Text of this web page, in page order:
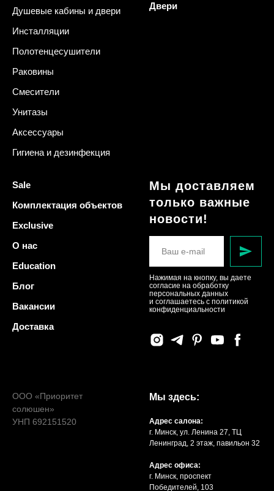
Душевые кабины и двери
Инсталляции
Полотенцесушители
Раковины
Смесители
Унитазы
Аксессуары
Гигиена и дезинфекция
Двери
Sale
Комплектация объектов
Exclusive
О нас
Education
Блог
Вакансии
Доставка
Мы доставляем
только важные
новости!
Нажимая на кнопку, вы даете
согласие на обработку
персональных данных
и соглашаетесь c политикой
конфиденциальности
ООО «Приоритет
солюшен»
УНП 692151520
Мы здесь:
Адрес салона:
г. Минск, ул. Ленина 27, ТЦ
Ленинград, 2 этаж, павильон 32
Адрес офиса:
г. Минск, проспект
Победителей, 103